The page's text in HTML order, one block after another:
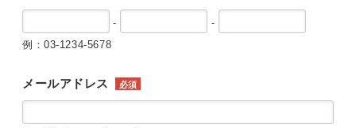
-
-
例：03-1234-5678
メールアドレス 必須